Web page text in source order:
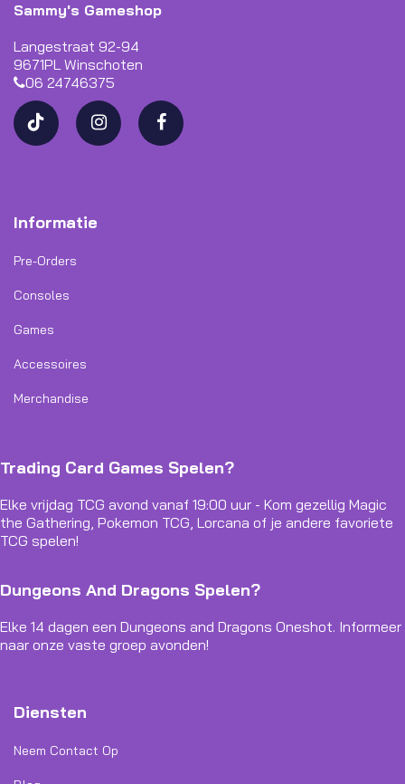
Sammy's Gameshop
Langestraat 92-94
9671PL Winschoten
06 24746375
Informatie
Pre-Orders
Consoles
Games
Accessoires
Merchandise
Trading Card Games Spelen?
Elke vrijdag TCG avond vanaf 19:00 uur - Kom gezellig Magic
the Gathering, Pokemon TCG, Lorcana of je andere favoriete
TCG spelen!
Dungeons And Dragons Spelen?
Elke 14 dagen een Dungeons and Dragons Oneshot. Informeer
naar onze vaste groep avonden!
Diensten
Neem Contact Op